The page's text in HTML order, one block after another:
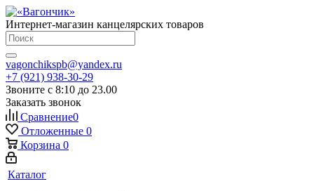
Интернет-магазин канцелярских товаров
vagonchikspb@yandex.ru
+7 (921) 938-30-29
Звоните с 8:10 до 23.00
Заказать звонок
Сравнение0
Отложенные 0
Корзина 0
Каталог